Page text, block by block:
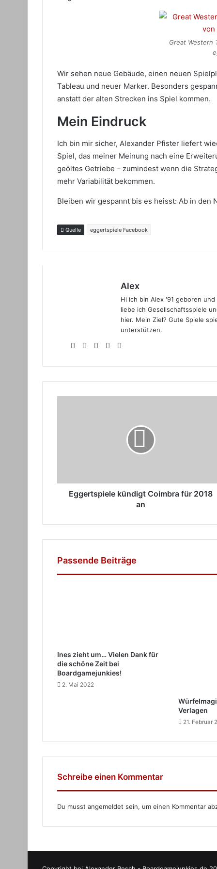
Great Western
Wir sehen neue Gebäude, einen neuen
Tableau und neuer Marker. Besonders
anstatt der alten Strecken ins Spiel kommen.
Mein Eindruck
Ich bin mir sicher, Alexander Pfister liefert
Spiel, das meiner Meinung nach eine
geöltes Getriebe – zumindest wenn die
mehr Variabilität bekommen.
Bleiben wir gespannt bis es heisst: Ab in den
Quelle eggertspiele Facebook
Alex
Hi ich bin Alex '91 geboren
liebe ich Gesellschaftsspiele
hier. Mein Ziel? Gute Spiele
unterstützen.
Webseite
Facebook
X YouTube
Eggertspiele kündigt Coimbra für 2018
an
Passende Beiträge
Ines zieht um… Vielen Dank für
die schöne Zeit bei
Boardgamejunkies!
2. Mai 2022
Verlagen
21. Februar
Schreibe einen Kommentar
Du musst angemeldet sein, um einen Kommentar